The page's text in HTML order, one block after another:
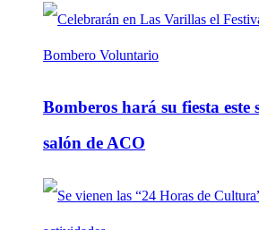
Bomberos hará su fiesta este
salón de ACO